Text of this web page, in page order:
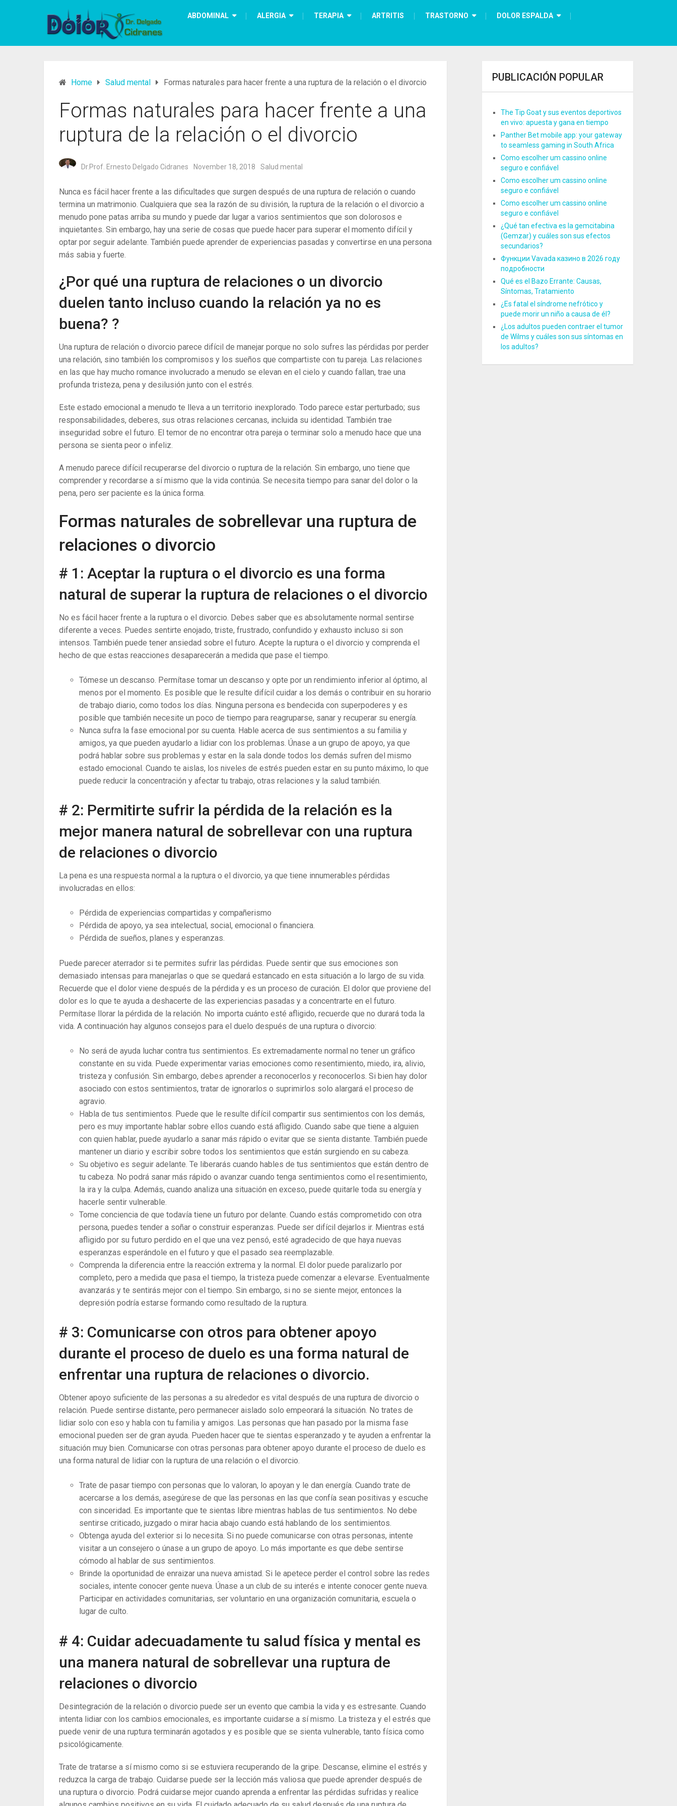
ABDOMINAL ALERGIA TERAPIA ARTRITIS TRASTORNO DOLOR ESPALDA
Home Salud mental Formas naturales para hacer frente a una ruptura de la relación o el divorcio
Formas naturales para hacer frente a una
ruptura de la relación o el divorcio
Dr.Prof. Ernesto Delgado Cidranes November 18, 2018 Salud mental
Nunca es fácil hacer frente a las dificultades que surgen después de una ruptura de relación o cuando
termina un matrimonio. Cualquiera que sea la razón de su división, la ruptura de la relación o el divorcio a
menudo pone patas arriba su mundo y puede dar lugar a varios sentimientos que son dolorosos e
inquietantes. Sin embargo, hay una serie de cosas que puede hacer para superar el momento difícil y
optar por seguir adelante. También puede aprender de experiencias pasadas y convertirse en una persona
más sabia y fuerte.
¿Por qué una ruptura de relaciones o un divorcio
duelen tanto incluso cuando la relación ya no es
buena? ?
Una ruptura de relación o divorcio parece difícil de manejar porque no solo sufres las pérdidas por perder
una relación, sino también los compromisos y los sueños que compartiste con tu pareja. Las relaciones
en las que hay mucho romance involucrado a menudo se elevan en el cielo y cuando fallan, trae una
profunda tristeza, pena y desilusión junto con el estrés.
Este estado emocional a menudo te lleva a un territorio inexplorado. Todo parece estar perturbado; sus
responsabilidades, deberes, sus otras relaciones cercanas, incluida su identidad. También trae
inseguridad sobre el futuro. El temor de no encontrar otra pareja o terminar solo a menudo hace que una
persona se sienta peor o infeliz.
A menudo parece difícil recuperarse del divorcio o ruptura de la relación. Sin embargo, uno tiene que
comprender y recordarse a sí mismo que la vida continúa. Se necesita tiempo para sanar del dolor o la
pena, pero ser paciente es la única forma.
Formas naturales de sobrellevar una ruptura de
relaciones o divorcio
# 1: Aceptar la ruptura o el divorcio es una forma
natural de superar la ruptura de relaciones o el divorcio
No es fácil hacer frente a la ruptura o el divorcio. Debes saber que es absolutamente normal sentirse
diferente a veces. Puedes sentirte enojado, triste, frustrado, confundido y exhausto incluso si son
intensos. También puede tener ansiedad sobre el futuro. Acepte la ruptura o el divorcio y comprenda el
hecho de que estas reacciones desaparecerán a medida que pase el tiempo.
Tómese un descanso. Permítase tomar un descanso y opte por un rendimiento inferior al óptimo, al
menos por el momento. Es posible que le resulte difícil cuidar a los demás o contribuir en su horario
de trabajo diario, como todos los días. Ninguna persona es bendecida con superpoderes y es
posible que también necesite un poco de tiempo para reagruparse, sanar y recuperar su energía.
Nunca sufra la fase emocional por su cuenta. Hable acerca de sus sentimientos a su familia y
amigos, ya que pueden ayudarlo a lidiar con los problemas. Únase a un grupo de apoyo, ya que
podrá hablar sobre sus problemas y estar en la sala donde todos los demás sufren del mismo
estado emocional. Cuando te aislas, los niveles de estrés pueden estar en su punto máximo, lo que
puede reducir la concentración y afectar tu trabajo, otras relaciones y la salud también.
# 2: Permitirte sufrir la pérdida de la relación es la
mejor manera natural de sobrellevar con una ruptura
de relaciones o divorcio
La pena es una respuesta normal a la ruptura o el divorcio, ya que tiene innumerables pérdidas
involucradas en ellos:
Pérdida de experiencias compartidas y compañerismo
Pérdida de apoyo, ya sea intelectual, social, emocional o financiera.
Pérdida de sueños, planes y esperanzas.
Puede parecer aterrador si te permites sufrir las pérdidas. Puede sentir que sus emociones son
demasiado intensas para manejarlas o que se quedará estancado en esta situación a lo largo de su vida.
Recuerde que el dolor viene después de la pérdida y es un proceso de curación. El dolor que proviene del
dolor es lo que te ayuda a deshacerte de las experiencias pasadas y a concentrarte en el futuro.
Permítase llorar la pérdida de la relación. No importa cuánto esté afligido, recuerde que no durará toda la
vida. A continuación hay algunos consejos para el duelo después de una ruptura o divorcio:
No será de ayuda luchar contra tus sentimientos. Es extremadamente normal no tener un gráfico
constante en su vida. Puede experimentar varias emociones como resentimiento, miedo, ira, alivio,
tristeza y confusión. Sin embargo, debes aprender a reconocerlos y reconocerlos. Si bien hay dolor
asociado con estos sentimientos, tratar de ignorarlos o suprimirlos solo alargará el proceso de
agravio.
Habla de tus sentimientos. Puede que le resulte difícil compartir sus sentimientos con los demás,
pero es muy importante hablar sobre ellos cuando está afligido. Cuando sabe que tiene a alguien
con quien hablar, puede ayudarlo a sanar más rápido o evitar que se sienta distante. También puede
mantener un diario y escribir sobre todos los sentimientos que están surgiendo en su cabeza.
Su objetivo es seguir adelante. Te liberarás cuando hables de tus sentimientos que están dentro de
tu cabeza. No podrá sanar más rápido o avanzar cuando tenga sentimientos como el resentimiento,
la ira y la culpa. Además, cuando analiza una situación en exceso, puede quitarle toda su energía y
hacerle sentir vulnerable.
Tome conciencia de que todavía tiene un futuro por delante. Cuando estás comprometido con otra
persona, puedes tender a soñar o construir esperanzas. Puede ser difícil dejarlos ir. Mientras está
afligido por su futuro perdido en el que una vez pensó, esté agradecido de que haya nuevas
esperanzas esperándole en el futuro y que el pasado sea reemplazable.
Comprenda la diferencia entre la reacción extrema y la normal. El dolor puede paralizarlo por
completo, pero a medida que pasa el tiempo, la tristeza puede comenzar a elevarse. Eventualmente
avanzarás y te sentirás mejor con el tiempo. Sin embargo, si no se siente mejor, entonces la
depresión podría estarse formando como resultado de la ruptura.
# 3: Comunicarse con otros para obtener apoyo
durante el proceso de duelo es una forma natural de
enfrentar una ruptura de relaciones o divorcio.
Obtener apoyo suficiente de las personas a su alrededor es vital después de una ruptura de divorcio o
relación. Puede sentirse distante, pero permanecer aislado solo empeorará la situación. No trates de
lidiar solo con eso y habla con tu familia y amigos. Las personas que han pasado por la misma fase
emocional pueden ser de gran ayuda. Pueden hacer que te sientas esperanzado y te ayuden a enfrentar la
situación muy bien. Comunicarse con otras personas para obtener apoyo durante el proceso de duelo es
una forma natural de lidiar con la ruptura de una relación o el divorcio.
Trate de pasar tiempo con personas que lo valoran, lo apoyan y le dan energía. Cuando trate de
acercarse a los demás, asegúrese de que las personas en las que confía sean positivas y escuche
con sinceridad. Es importante que te sientas libre mientras hablas de tus sentimientos. No debe
sentirse criticado, juzgado o mirar hacia abajo cuando está hablando de los sentimientos.
Obtenga ayuda del exterior si lo necesita. Si no puede comunicarse con otras personas, intente
visitar a un consejero o únase a un grupo de apoyo. Lo más importante es que debe sentirse
cómodo al hablar de sus sentimientos.
Brinde la oportunidad de enraizar una nueva amistad. Si le apetece perder el control sobre las redes
sociales, intente conocer gente nueva. Únase a un club de su interés e intente conocer gente nueva.
Participar en actividades comunitarias, ser voluntario en una organización comunitaria, escuela o
lugar de culto.
# 4: Cuidar adecuadamente tu salud física y mental es
una manera natural de sobrellevar una ruptura de
relaciones o divorcio
Desintegración de la relación o divorcio puede ser un evento que cambia la vida y es estresante. Cuando
intenta lidiar con los cambios emocionales, es importante cuidarse a sí mismo. La tristeza y el estrés que
puede venir de una ruptura terminarán agotados y es posible que se sienta vulnerable, tanto física como
psicológicamente.
Trate de tratarse a sí mismo como si se estuviera recuperando de la gripe. Descanse, elimine el estrés y
reduzca la carga de trabajo. Cuidarse puede ser la lección más valiosa que puede aprender después de
una ruptura o divorcio. Podrá cuidarse mejor cuando aprenda a enfrentar las pérdidas sufridas y realice
PUBLICACIÓN POPULAR
The Tip Goat y sus eventos deportivos
en vivo: apuesta y gana en tiempo
Panther Bet mobile app: your gateway
to seamless gaming in South Africa
Como escolher um cassino online
seguro e confiável
Como escolher um cassino online
seguro e confiável
Como escolher um cassino online
seguro e confiável
¿Qué tan efectiva es la gemcitabina
(Gemzar) y cuáles son sus efectos
secundarios?
Функции Vavada казино в 2026 году
подробности
Qué es el Bazo Errante: Causas,
Síntomas, Tratamiento
¿Es fatal el síndrome nefrótico y
puede morir un niño a causa de él?
¿Los adultos pueden contraer el tumor
de Wilms y cuáles son sus síntomas en
los adultos?